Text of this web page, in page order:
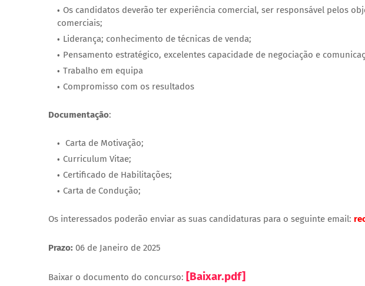
Os candidatos deverão ter experiência comercial, ser responsável pelos
comerciais;
Liderança; conhecimento de técnicas de venda;
Pensamento estratégico, excelentes capacidade de negociação e
Trabalho em equipa
Compromisso com os resultados
Documentação:
Carta de Motivação;
Curriculum Vitae;
Certificado de Habilitações;
Carta de Condução;
Os interessados poderão enviar as suas candidaturas para o seguinte email:
Prazo: 06 de Janeiro de 2025
Baixar o documento do concurso: [Baixar.pdf]